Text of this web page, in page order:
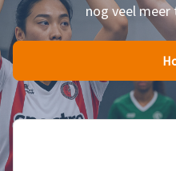
nog veel